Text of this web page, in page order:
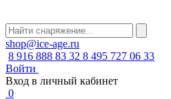
shop@ice-age.ru
8 916 888 83 32 8 495 727 06 33
Войти
Вход в личный кабинет
0